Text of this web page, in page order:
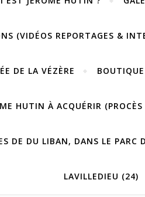
(VIDÉOS REPORTAGES &
DE LA VÉZÈRE BOUTIQUE
HUTIN À ACQUÉRIR
DE DU LIBAN, DANS LE PARC
LAVILLEDIEU (24)